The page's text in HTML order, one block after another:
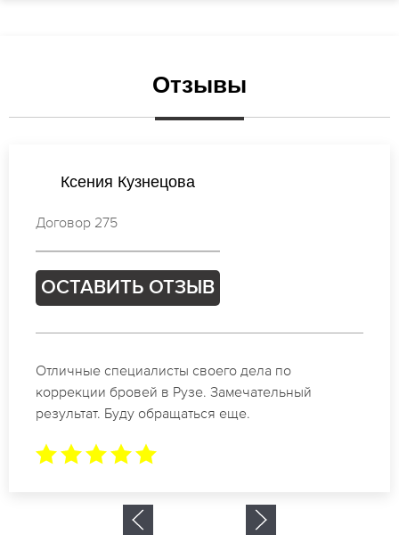
Отзывы
Анастасия Смирнова
Договор 140
ОСТАВИТЬ ОТЗЫВ
Спасибо огромное. Заказывала татуаж на свадьбу
в Рузе. За 2 часа все было сделано.